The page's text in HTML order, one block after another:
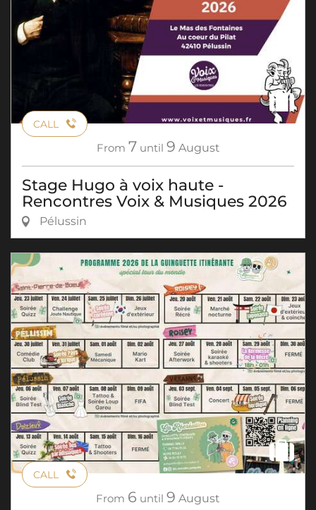
CALL
From 7 until 9 August
Stage Hugo à voix haute -
Rencontres Voix & Musiques 2026
Pélussin
CALL
From 6 until 9 August